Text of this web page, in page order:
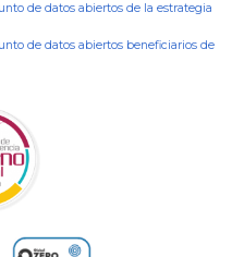
de datos abiertos de la estrategia
de datos abiertos beneficiarios de